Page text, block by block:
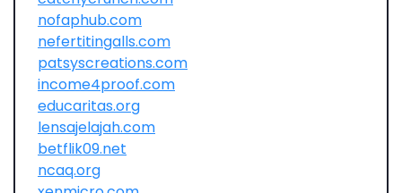
nofaphub.com
nefertitingalls.com
patsyscreations.com
income4proof.com
educaritas.org
lensajelajah.com
betflik09.net
ncaq.org